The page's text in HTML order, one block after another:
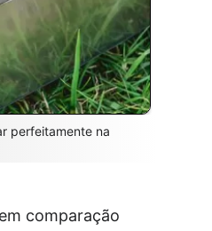
perfeitamente na
comparação